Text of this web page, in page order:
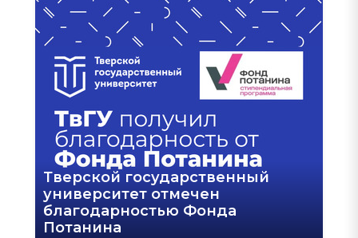
Тверской государственный
университет отмечен
благодарностью Фонда
Потанина